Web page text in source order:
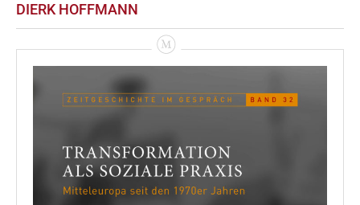
DIERK HOFFMANN